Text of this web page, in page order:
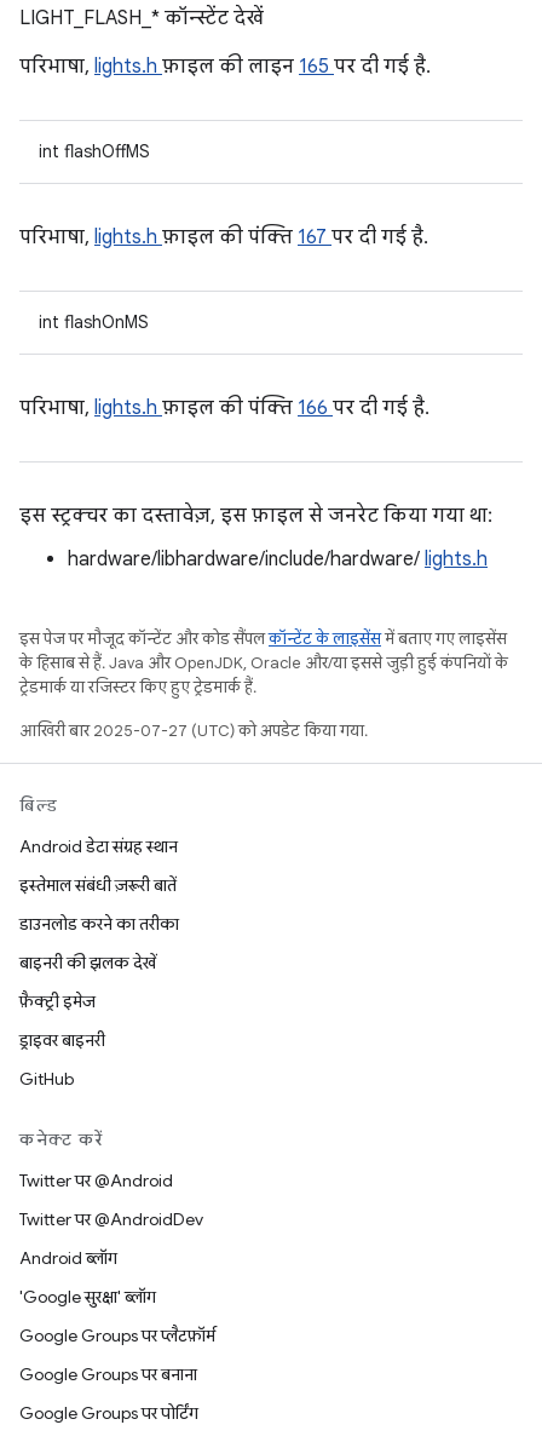
LIGHT_FLASH_* कॉन्स्टेंट देखें
परिभाषा, lights.h फ़ाइल की लाइन 165 पर दी गई है.
int flashOffMS
परिभाषा, lights.h फ़ाइल की पंक्ति 167 पर दी गई है.
int flashOnMS
परिभाषा, lights.h फ़ाइल की पंक्ति 166 पर दी गई है.
इस स्ट्रक्चर का दस्तावेज़, इस फ़ाइल से जनरेट किया गया था:
hardware/libhardware/include/hardware/ lights.h
इस पेज पर मौजूद कॉन्टेंट और कोड सैंपलकॉन्टेंट के लाइसेंसमें बताए गए लाइसेंस
के हिसाब से हैं. Java और OpenJDK, Oracle और/या इससे जुड़ी हुई कंपनियों के
ट्रेडमार्क या रजिस्टर किए हुए ट्रेडमार्क हैं.
आखिरी बार 2025-07-27 (UTC) को अपडेट किया गया.
बिल्ड
Android डेटा संग्रह स्थान
इस्तेमाल संबंधी ज़रूरी बातें
डाउनलोड करने का तरीका
बाइनरी की झलक देखें
फ़ैक्ट्री इमेज
ड्राइवर बाइनरी
GitHub
कनेक्ट करें
Twitter पर @Android
Twitter पर @AndroidDev
Android ब्लॉग
'Google सुरक्षा' ब्लॉग
Google Groups पर प्लैटफ़ॉर्म
Google Groups पर बनाना
Google Groups पर पोर्टिंग